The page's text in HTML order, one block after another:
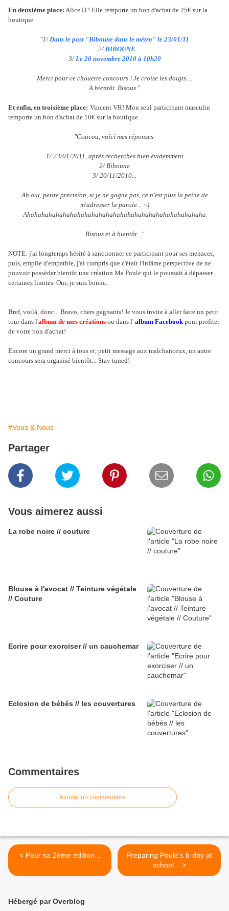
En deuxième place: Alice D.! Elle remporte un bon d'achat de 25€ sur la
boutique.
"1/Dans le post "Biboune dans le métro" le 23/01/11
2/BIBOUNE
3/Le20 novembre 2010 à 10h20
Merci pour ce chouette concours ! Je croise les doigts ...
A bientôt. Bisous."
Et enfin, en troisième place: Vincent VR! Mon seul participant masculin
remporte un bon d'achat de 10€ sur la boutique.
"Coucou, voici mes réponses:
1/ 23/01/2011, après recherches bien évidemment
2/ Biboune
3/ 20/11/2010...
Ah oui, petite précision, si je ne gagne pas, ce n'est plus la peine de
m'adresser la parole... :-)
Ahahahahahahahahahahahahahahahahahahahahahahahahaha
Bisous et à bientôt..."
NOTE: j'ai longtemps hésité à sanctionner ce participant pour ses menaces,
puis, emplie d'empathie, j'ai compris que c'était l'infâme perspective de ne
pouvoir posséder bientôt une création Ma Poule qui le poussait à dépasser
certaines limites. Oui, je suis bonne.
Bref, voilà, donc... Bravo, chers gagnants! Je vous invite à aller faire un petit
tour dans l'album de mes créations ou dans l' album Facebookpour profiter
de votre bon d'achat!
Encore un grand merci à tous et, petit message aux malchanceux, un autre
concours sera organisé bientôt... Stay tuned!
#Vous & Nous
Partager
Vous aimerez aussi
La robe noire // couture
Blouse à l'avocat // Teinture végétale
// Couture
Ecrire pour exorciser // un cauchemar
Eclosion de bébés // les couvertures
Commentaires
Ajouter un commentaire
< Pour sa 2ème édition...
Preparing Poule's b-day at
school... >
Hébergé par Overblog